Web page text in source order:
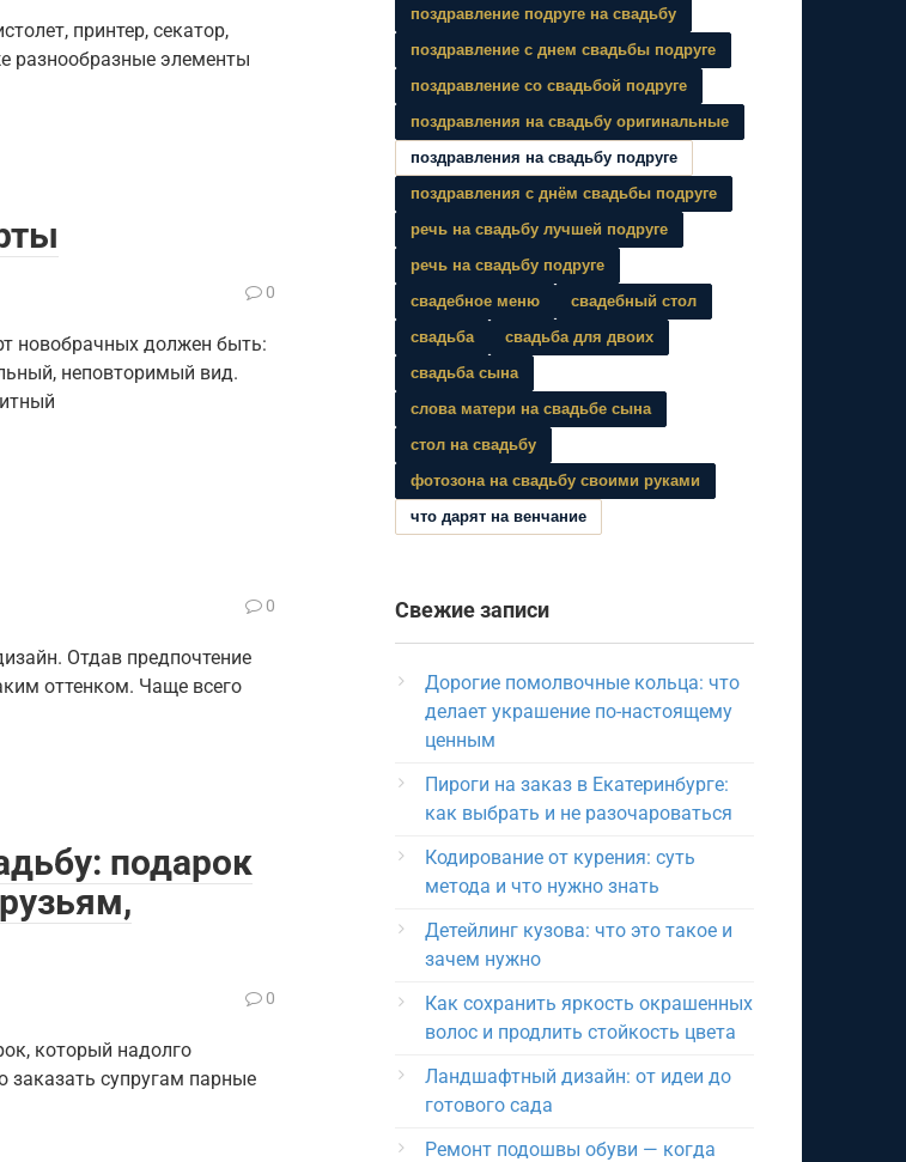
принтер, секатор,
разнообразные элементы
0
новобрачных должен быть:
неповторимый вид.
0
Отдав предпочтение
оттенком. Чаще всего
подарок
0
который надолго
заказать супругам парные
поздравление подруге на свадьбу
поздравление с днем свадьбы подруге
поздравление со свадьбой подруге
поздравления на свадьбу оригинальные
поздравления на свадьбу подруге
поздравления с днём свадьбы подруге
речь на свадьбу лучшей подруге
речь на свадьбу подруге
свадебное меню
свадебный стол
свадьба
свадьба для двоих
свадьба сына
слова матери на свадьбе сына
стол на свадьбу
фотозона на свадьбу своими руками
что дарят на венчание
Свежие записи
Дорогие помолвочные кольца: что
делает украшение по-настоящему
ценным
Пироги на заказ в Екатеринбурге:
как выбрать и не разочароваться
Кодирование от курения: суть
метода и что нужно знать
Детейлинг кузова: что это такое и
зачем нужно
Как сохранить яркость окрашенных
волос и продлить стойкость цвета
Ландшафтный дизайн: от идеи до
готового сада
Ремонт подошвы обуви — когда